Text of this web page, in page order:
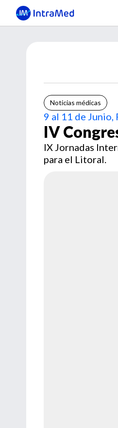
Noticias médicas
9 al 11 de
IV
IX Jornadas
para el Litoral.